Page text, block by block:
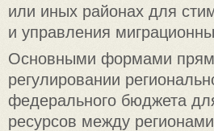
или иных районах для
и управления
Основными формами
регулировании
федерального бюджета
ресурсов между